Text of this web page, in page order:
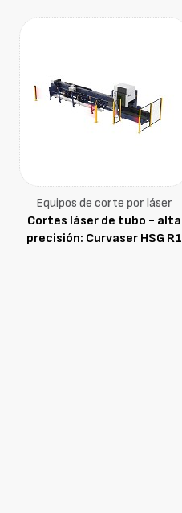
Equipos de corte por láser
Cortes láser de tubo - alta
precisión: Curvaser HSG R1